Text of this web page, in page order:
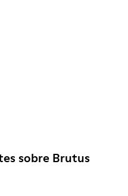
sobre Brutus